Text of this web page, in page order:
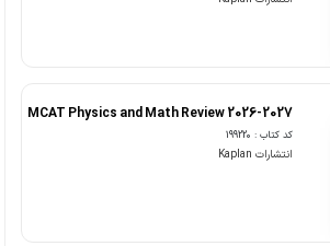
MCAT Physics and Math Review 2026-2027
کد کتاب : 199220
انتشارات Kaplan